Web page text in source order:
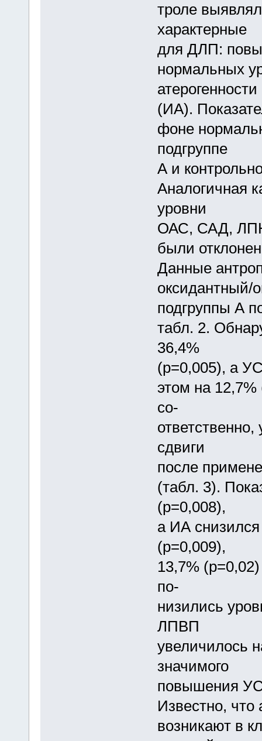
троле
характерные
для ДЛП:
нормальных
атерогенности
(ИА).
фоне
подгруппе
А и
Аналогичная
уровни
ОАС, САД,
были
Данные
оксидантный/
подгруппы А
табл. 2.
36,4%
(p=0,005), а
этом на
со-
сдвиги
после
(табл. 3).
(p=0,008),
а ИА
(p=0,009),
13,7%
по-
низились
ЛПВП
увеличилось
значимого
повышения
Известно,
возникают в